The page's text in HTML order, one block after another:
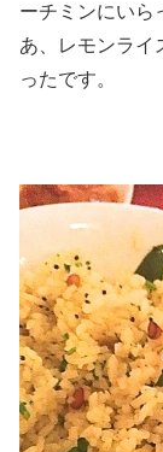
ーチミンにいら
あ、レモンライ
ったです。